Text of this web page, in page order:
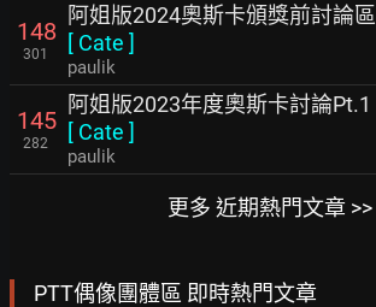
148
301
阿姐版2024奧斯卡頒獎前討論區
[ Cate ]
paulik
145
282
阿姐版2023年度奧斯卡討論Pt.1
[ Cate ]
paulik
更多 近期熱門文章 >>
PTT偶像團體區 即時熱門文章